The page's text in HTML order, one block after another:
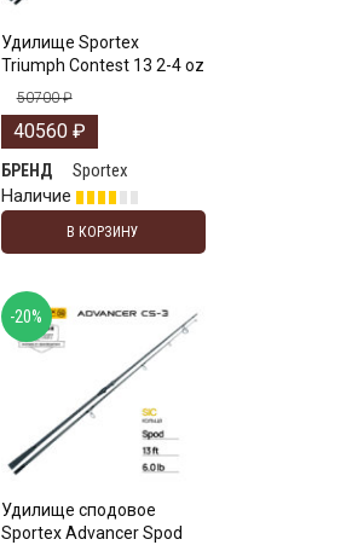
Удилище Sportex
Triumph Contest 13 2-4 oz
50700₽
40560 ₽
БРЕНД
Sportex
Наличие
В КОРЗИНУ
Удилище сподовое
Sportex Advancer Spod
-20%